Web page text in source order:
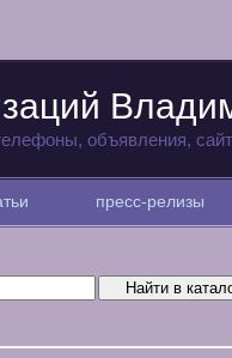
объявления,
пресс-релизы